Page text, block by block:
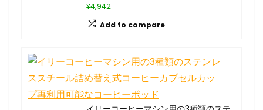
¥4,942
Add to compare